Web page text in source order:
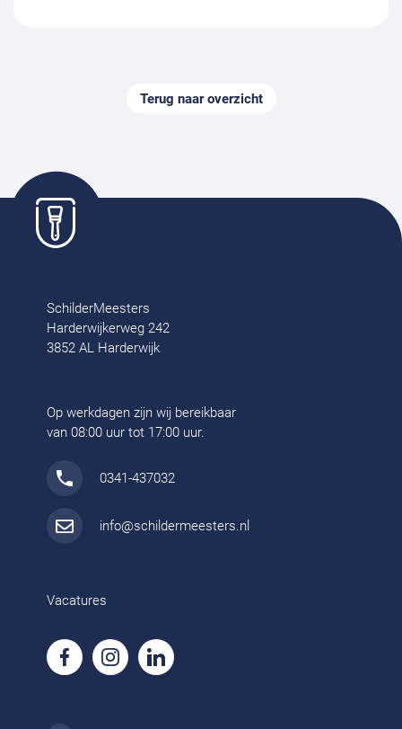
Terug naar overzicht
SchilderMeesters
Harderwijkerweg 242
3852 AL Harderwijk
Op werkdagen zijn wij bereikbaar
van 08:00 uur tot 17:00 uur.
0341-437032
info@schildermeesters.nl
Vacatures